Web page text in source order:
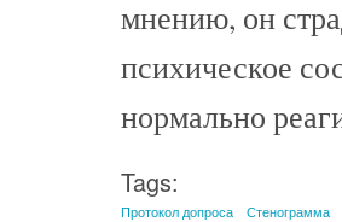
мнению, он
психическое
нормально
Tags:
Протокол допроса Стенограмма